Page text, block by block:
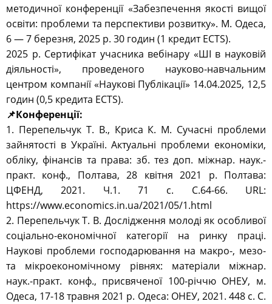
методичної конференції «Забезпечення якості вищої
освіти: проблеми та перспективи розвитку». М. Одеса,
6 — 7 березня, 2025 р. 30 годин (1 кредит ECTS).
2025 р. Сертифікат учасника вебінару «ШІ в науковій
діяльності», проведеного науково-навчальним
центром компанії «Наукові Публікації» 14.04.2025, 12,5
годин (0,5 кредита ECTS).
📌Конференції:
1. Перепельчук Т. В., Криса К. М. Сучасні проблеми
зайнятості в Україні. Актуальні проблеми економіки,
обліку, фінансів та права: зб. тез доп. міжнар. наук.-
практ. конф., Полтава, 28 квітня 2021 р. Полтава:
ЦФЕНД, 2021. Ч.1. 71 с. С.64-66. URL:
https://www.economics.in.ua/2021/05/1.html
2. Перепельчук Т. В. Дослідження молоді як особливої
соціально-економічної категорії на ринку праці.
Наукові проблеми господарювання на макро-, мезо-
та мікроекономічному рівнях: матеріали міжнар.
наук.-практ. конф., присвяченої 100-річчю ОНЕУ, м.
Одеса, 17-18 травня 2021 р. Одеса: ОНЕУ, 2021. 448 с. С.